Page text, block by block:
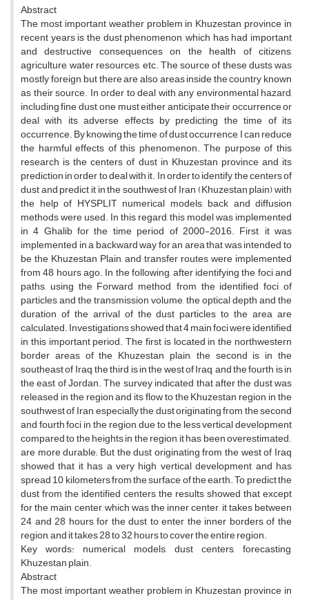
Abstract
The most important weather problem in Khuzestan province in
recent years is the dust phenomenon, which has had important
and destructive consequences on the health of citizens,
agriculture, water resources, etc. The source of these dusts was
mostly foreign, but there are also areas inside the country known
as their source. In order to deal with any environmental hazard,
including fine dust, one must either anticipate their occurrence or
deal with its adverse effects by predicting the time of its
occurrence. By knowing the time of dust occurrence, I can reduce
the harmful effects of this phenomenon. The purpose of this
research is the centers of dust in Khuzestan province and its
prediction in order to deal with it. In order to identify the centers of
dust and predict it in the southwest of Iran (Khuzestan plain) with
the help of HYSPLIT numerical models, back and diffusion
methods were used. In this regard, this model was implemented
in 4 Ghalib for the time period of 2000-2016. First, it was
implemented in a backward way for an area that was intended to
be the Khuzestan Plain, and transfer routes were implemented
from 48 hours ago. In the following, after identifying the foci and
paths, using the Forward method, from the identified foci of
particles and the transmission volume, the optical depth and the
duration of the arrival of the dust particles to the area are
calculated. Investigations showed that 4 main foci were identified
in this important period. The first is located in the northwestern
border areas of the Khuzestan plain, the second is in the
southeast of Iraq, the third is in the west of Iraq, and the fourth is in
the east of Jordan. The survey indicated that after the dust was
released in the region and its flow to the Khuzestan region in the
southwest of Iran, especially the dust originating from the second
and fourth foci in the region, due to the less vertical development
compared to the heights in the region, it has been overestimated.
are more durable; But the dust originating from the west of Iraq
showed that it has a very high vertical development and has
spread 10 kilometers from the surface of the earth. To predict the
dust from the identified centers, the results showed that except
for the main center, which was the inner center, it takes between
24 and 28 hours for the dust to enter the inner borders of the
region, and it takes 28 to 32 hours to cover the entire region.
Key words: numerical models, dust centers, forecasting,
Khuzestan plain.
Abstract
The most important weather problem in Khuzestan province in